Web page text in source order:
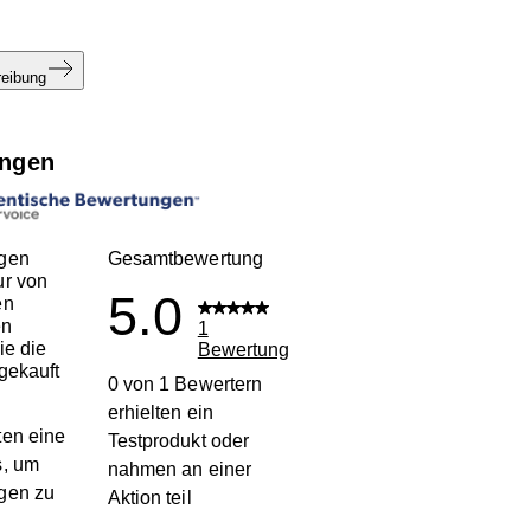
von
die
eine
um
zu
Gesamtbewertung
5.0
1
Bewertung
0 von 1 Bewertern
erhielten ein
Testprodukt oder
nahmen an einer
Aktion teil